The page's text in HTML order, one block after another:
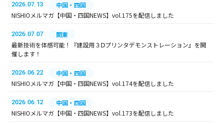
2026.07.13
中国・四国
NISHIOメルマガ【中国・四国NEWS】vol.175を配信しました
2026.07.07
関東
最新技術を体感可能！『建設用３Ⅾプリンタデモンストレーション』を開
催します！
2026.06.22
中国・四国
NISHIOメルマガ【中国・四国NEWS】vol.174を配信しました
2026.06.12
中国・四国
NISHIOメルマガ【中国・四国NEWS】vol.173を配信しました